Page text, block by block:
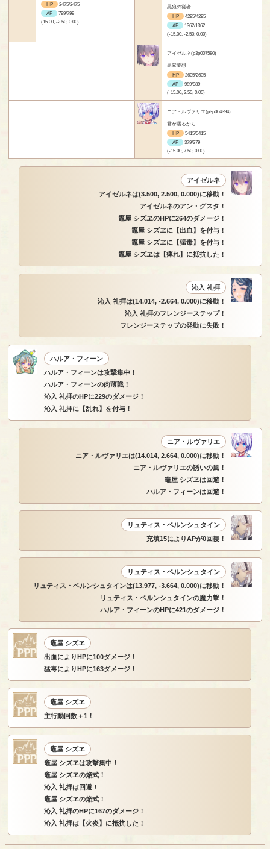
HP
2475/2475
AP
799/799
(15.00, -2.50, 0.00)
黒狼の従者
HP
4295/4295
AP
1362/1362
(-15.00, -2.50, 0.00)
アイゼルネ(p3p007580)
黒紫夢想
HP
2605/2605
AP
989/989
(-15.00, 2.50, 0.00)
ニア・ルヴァリエ(p3p004394)
君が居るから
HP
5415/5415
AP
379/379
(-15.00, 7.50, 0.00)
アイゼルネ
アイゼルネは(3.500, 2.500, 0.000)に移動！
アイゼルネのアン・グスタ！
竈屋 シズヱのHPに264のダメージ！
竈屋 シズヱに【出血】を付与！
竈屋 シズヱに【猛毒】を付与！
竈屋 シズヱは【痺れ】に抵抗した！
沁入 礼拝
沁入 礼拝は(14.014, -2.664, 0.000)に移動！
沁入 礼拝のフレンジーステップ！
フレンジーステップの発動に失敗！
ハルア・フィーン
ハルア・フィーンは攻撃集中！
ハルア・フィーンの肉薄戦！
沁入 礼拝のHPに229のダメージ！
沁入 礼拝に【乱れ】を付与！
ニア・ルヴァリエ
ニア・ルヴァリエは(14.014, 2.664, 0.000)に移動！
ニア・ルヴァリエの誘いの風！
竈屋 シズヱは回避！
ハルア・フィーンは回避！
リュティス・ベルンシュタイン
充填15によりAPが0回復！
リュティス・ベルンシュタイン
リュティス・ベルンシュタインは(13.977, -3.664, 0.000)に移動！
リュティス・ベルンシュタインの魔力撃！
ハルア・フィーンのHPに421のダメージ！
竈屋 シズヱ
出血によりHPに100ダメージ！
猛毒によりHPに163ダメージ！
竈屋 シズヱ
主行動回数＋1！
竈屋 シズヱ
竈屋 シズヱは攻撃集中！
竈屋 シズヱの焔式！
沁入 礼拝は回避！
竈屋 シズヱの焔式！
沁入 礼拝のHPに167のダメージ！
沁入 礼拝は【火炎】に抵抗した！